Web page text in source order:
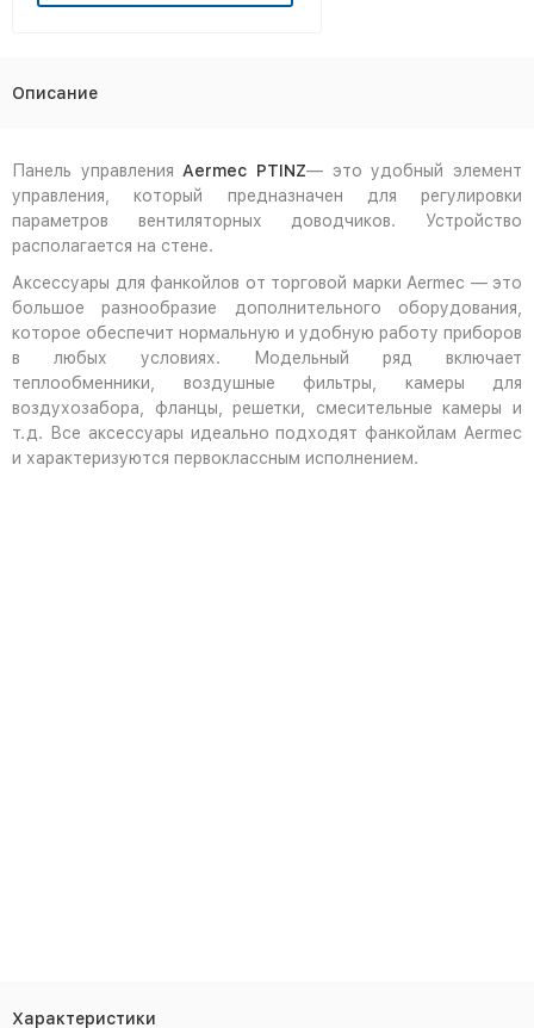
Описание
Панель управления Aermec PTINZ— это удобный элемент
управления, который предназначен для регулировки
параметров вентиляторных доводчиков. Устройство
располагается на стене.
Аксессуары для фанкойлов от торговой марки Aermec — это
большое разнообразие дополнительного оборудования,
которое обеспечит нормальную и удобную работу приборов
в любых условиях. Модельный ряд включает
теплообменники, воздушные фильтры, камеры для
воздухозабора, фланцы, решетки, смесительные камеры и
т.д. Все аксессуары идеально подходят фанкойлам Aermec
и характеризуются первоклассным исполнением.
Характеристики